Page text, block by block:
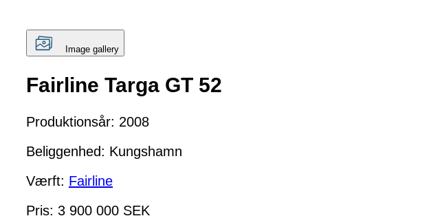
Image gallery
Fairline Targa GT 52
Produktionsår: 2008
Beliggenhed: Kungshamn
Værft: Fairline
Pris: 3 900 000 SEK